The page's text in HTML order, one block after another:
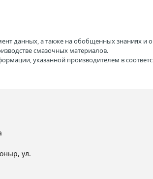
данных, а также на обобщенных знаниях и
смазочных материалов.
указанной производителем в
ул.